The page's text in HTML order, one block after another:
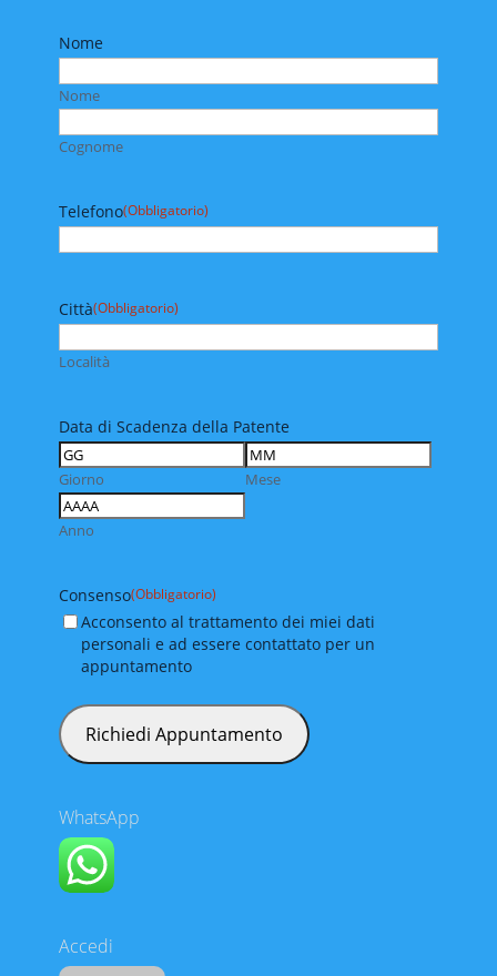
Nome
Nome
Cognome
Telefono(Obbligatorio)
Città(Obbligatorio)
Località
Data di Scadenza della Patente
Giorno Mese
Anno
Consenso(Obbligatorio)
Acconsento al trattamento dei miei dati
personali e ad essere contattato per un
appuntamento
WhatsApp
Accedi